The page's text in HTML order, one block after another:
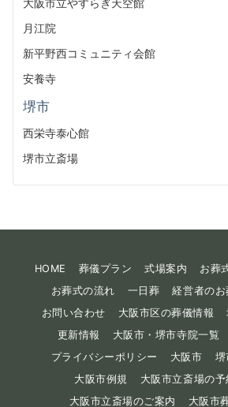
月江院
新平野西コミュニティ会館
安養寺
堺市
西栄寺泰心館
堺市立斎場
HOME 葬儀プラン 式場案内 お葬
お葬式の流れ
一日葬 経営者のお
お問い合わせ
大阪市区の葬儀情報
更新情報
大阪市・堺市寺院一覧
プライバシーポリシー
大阪市 堺
大阪市例規
大阪市立斎場の
大阪市立斎場のご案内
大阪市